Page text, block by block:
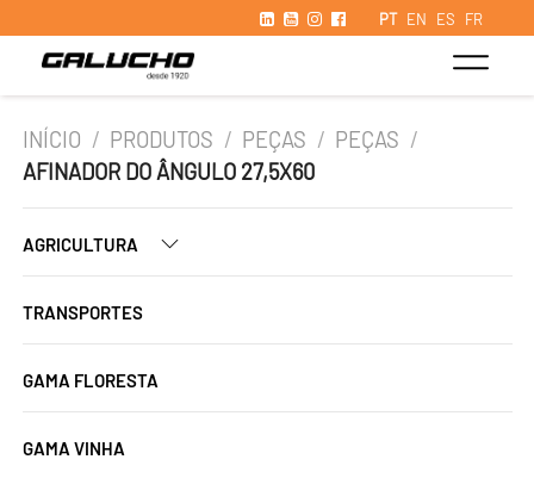
PT EN ES FR
INÍCIO / PRODUTOS / PEÇAS / PEÇAS /
AFINADOR DO ÂNGULO 27,5X60
AGRICULTURA
TRANSPORTES
GAMA FLORESTA
GAMA VINHA